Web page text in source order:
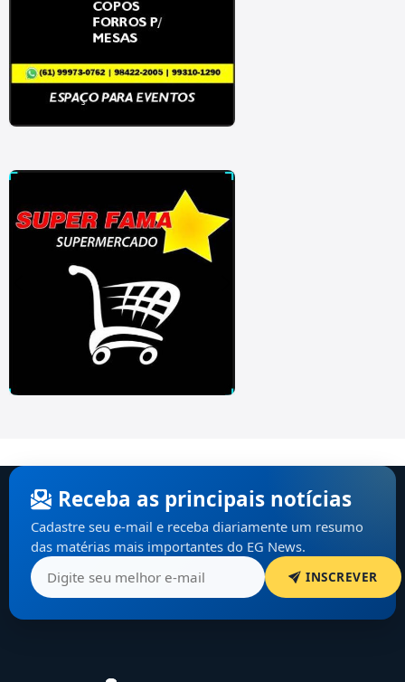
Receba as principais notícias
Cadastre seu e-mail e receba diariamente um resumo
das matérias mais importantes do EG News.
INSCREVER